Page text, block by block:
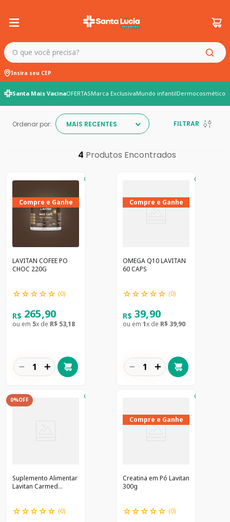
O que você precisa?
Insira seu CEP
Santa Mais VacinaOFERTASMarca ExclusivaMundo infantilDermocosméticos
Ordenar por: MAIS RECENTES FILTRAR
4
Compre e Ganhe
LAVITAN COFEE PO
CHOC 220G
☆☆☆☆☆ (0)
R$ 265,90
ou em 5x de R$ 53,18
＋
－
Compre e Ganhe
OMEGA Q10 LAVITAN
60 CAPS
☆☆☆☆☆ (0)
R$ 39,90
ou em 1x de R$ 39,90
＋
－
0%OFF
Suplemento Alimentar
Lavitan Carmed
Morango 60
☆☆☆☆☆ (0)
Compre e Ganhe
Creatina em Pó Lavitan
300g
☆☆☆☆☆ (0)